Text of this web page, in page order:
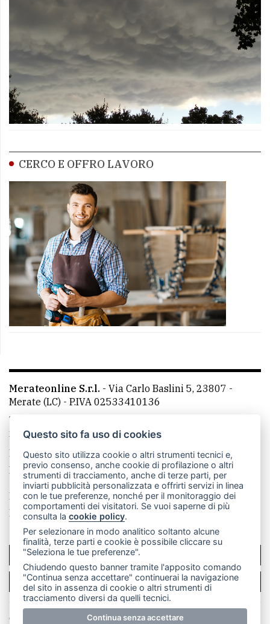
CERCO E OFFRO LAVORO
Merateonline S.r.l. - Via Carlo Baslini 5, 23807 -
Merate (LC) - P.IVA 02533410136
Telefono:
mail: redazione@merateonline.it
La redazione
CasateOnline LeccoOnline
RSS
Made by VIP
Privacy policy
Cookie policy
Rivedi le tue scelte sui cookie
SCRIVICI
PER LA TUA PUBBLICITÀ
© Copyright Merateonline S.r.l. - Tutti i diritti riservati.
Questo sito fa uso di cookies
Questo sito utilizza cookie o altri strumenti tecnici e,
previo consenso, anche cookie di profilazione o altri
strumenti di tracciamento, anche di terze parti, per
inviarti pubblicità personalizzata e offrirti servizi in linea
con le tue preferenze, nonché per il monitoraggio dei
comportamenti dei visitatori. Se vuoi saperne di più
consulta lacookie policy.
Per selezionare in modo analitico soltanto alcune
finalità, terze parti e cookie è possibile cliccare su
"Seleziona le tue preferenze".
Chiudendo questo banner tramite l'apposito comando
"Continua senza accettare" continuerai la navigazione
del sito in assenza di cookie o altri strumenti di
tracciamento diversi da quelli tecnici.
Continua senza accettare